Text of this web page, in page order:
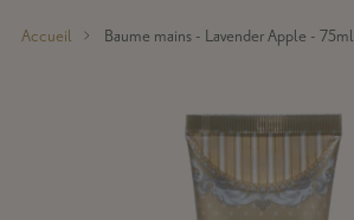
Accueil Baume mains - Lavender Apple - 75ml